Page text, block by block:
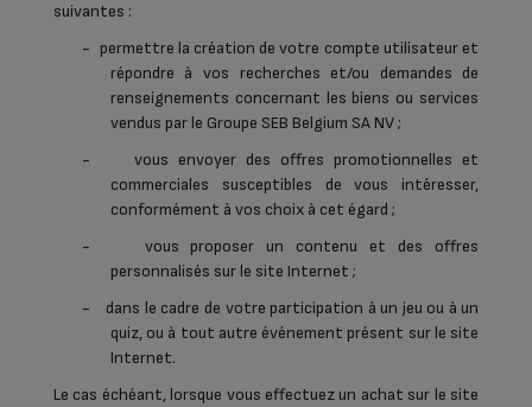
suivantes :
- permettre la création de votre compte utilisateur et
répondre à vos recherches et/ou demandes de
renseignements concernant les biens ou services
vendus par le Groupe SEB Belgium SA NV ;
-
vous envoyer des offres promotionnelles et
commerciales susceptibles de vous intéresser,
conformément à vos choix à cet égard ;
-
vous proposer un contenu et des offres
personnalisés sur le site Internet ;
-
dans le cadre de votre participation à un jeu ou à un
quiz, ou à tout autre événement présent sur le site
Internet.
Le cas échéant, lorsque vous effectuez un achat sur le site